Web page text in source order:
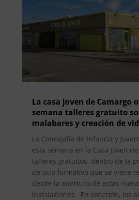
La casa joven de Camargo
semana talleres gratuito
malabares y creación de
La Concejalía de Infancia y
esta semana en la Casa Joven
talleres gratuitos, dentro de la
de ocio formativo que se viene
desde la apertura de estas
instalaciones. En concreto, los